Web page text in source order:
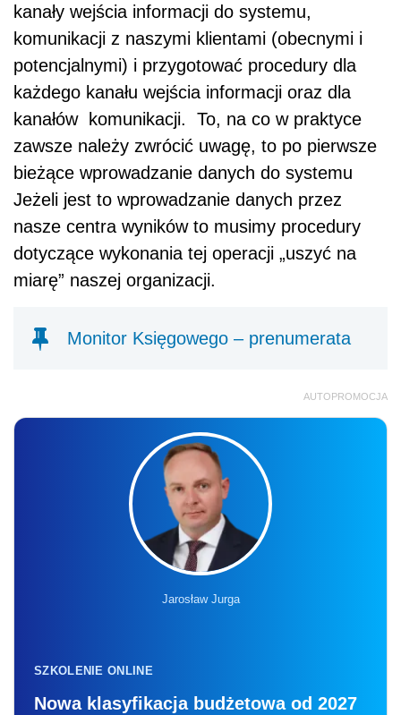
kanały wejścia informacji do systemu,
komunikacji z naszymi klientami (obecnymi i
potencjalnymi) i przygotować procedury dla
każdego kanału wejścia informacji oraz dla
kanałów komunikacji. To, na co w praktyce
zawsze należy zwrócić uwagę, to po pierwsze
bieżące wprowadzanie danych do systemu
Jeżeli jest to wprowadzanie danych przez
nasze centra wyników to musimy procedury
dotyczące wykonania tej operacji „uszyć na
miarę” naszej organizacji.
Monitor Księgowego – prenumerata
AUTOPROMOCJA
Jarosław Jurga
SZKOLENIE ONLINE
Nowa klasyfikacja budżetowa od 2027